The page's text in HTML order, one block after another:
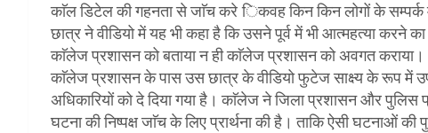
काॅल डिटेल की गहनता से जाॅच करे िकवह किन किन लोगों के
छात्र ने वीडियो में यह भी कहा है कि उसने पूर्व में भी आत्महत्या करने
काॅलेज प्रशासन को बताया न ही काॅलेज प्रशासन को अवगत कराया।
काॅलेज प्रशासन के पास उस छात्र के वीडियो फुटेज साक्ष्य के रूप
अधिकारियों को दे दिया गया है। काॅलेज ने जिला प्रशासन और
घटना की निष्पक्ष जाॅच के लिए प्रार्थना की है। ताकि ऐसी घटनाओं